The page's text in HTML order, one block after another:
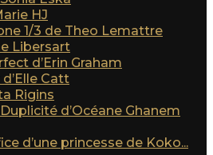
HJ
1/3 de Theo Lemattre
Libersart
d’Erin Graham
Catt
Rigins
d’Océane Ghanem
d’une princesse de Koko...